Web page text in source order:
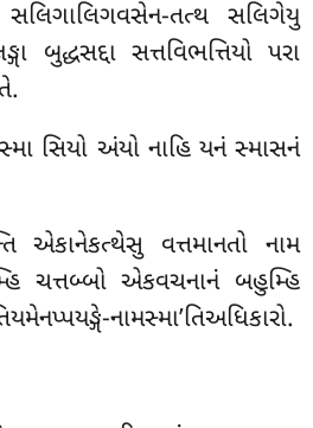
સલિગાલિગવસેન-તત્થ સલિગેયુ
બુદ્ધસદ્દા સત્તવિભત્તિયો પરા
સિયો અંયો નાહિ યનં સ્માસનં
એકાનેકત્થેસુ વત્તમાનતો નામ
ચત્તબ્બો એકવચનાનં બહુમ્હિ
નામસ્મા’તિઅધિકારો.